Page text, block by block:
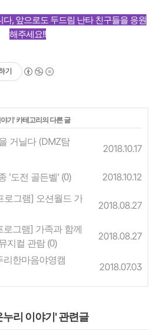
, 앞으로도 두드림 난타 친구들을 응원
해주세요!!
기
기' 카테고리의 다른 글
거닐다 (DMZ탐
2018.10.17
'도전 골든벨' (0)
2018.10.12
로그램] 오션월드 가
2018.08.27
로그램] 가족과 함께
지컬 관람 (0)
2018.08.27
리한마음야영캠
2018.07.03
리 이야기' 관련글